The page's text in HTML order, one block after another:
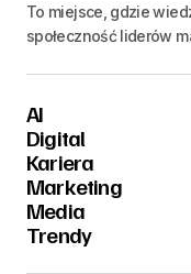
To miejsce, gdzie
społeczność liderów
AI
Digital
Kariera
Marketing
Media
Trendy